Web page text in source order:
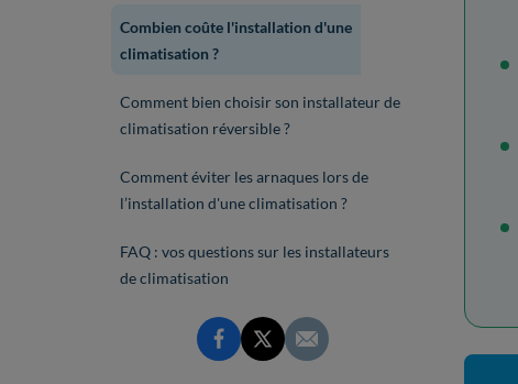
Combien coûte l'installation d'une
climatisation ?
Comment bien choisir son installateur de
climatisation réversible ?
Comment éviter les arnaques lors de
l’installation d'une climatisation ?
FAQ : vos questions sur les installateurs
de climatisation